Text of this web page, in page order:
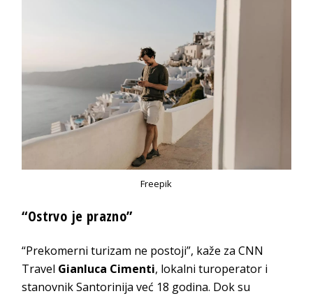
Freepik
“Ostrvo je prazno”
“Prekomerni turizam ne postoji”, kaže za CNN
Travel Gianluca Cimenti, lokalni turoperator i
stanovnik Santorinija već 18 godina. Dok su